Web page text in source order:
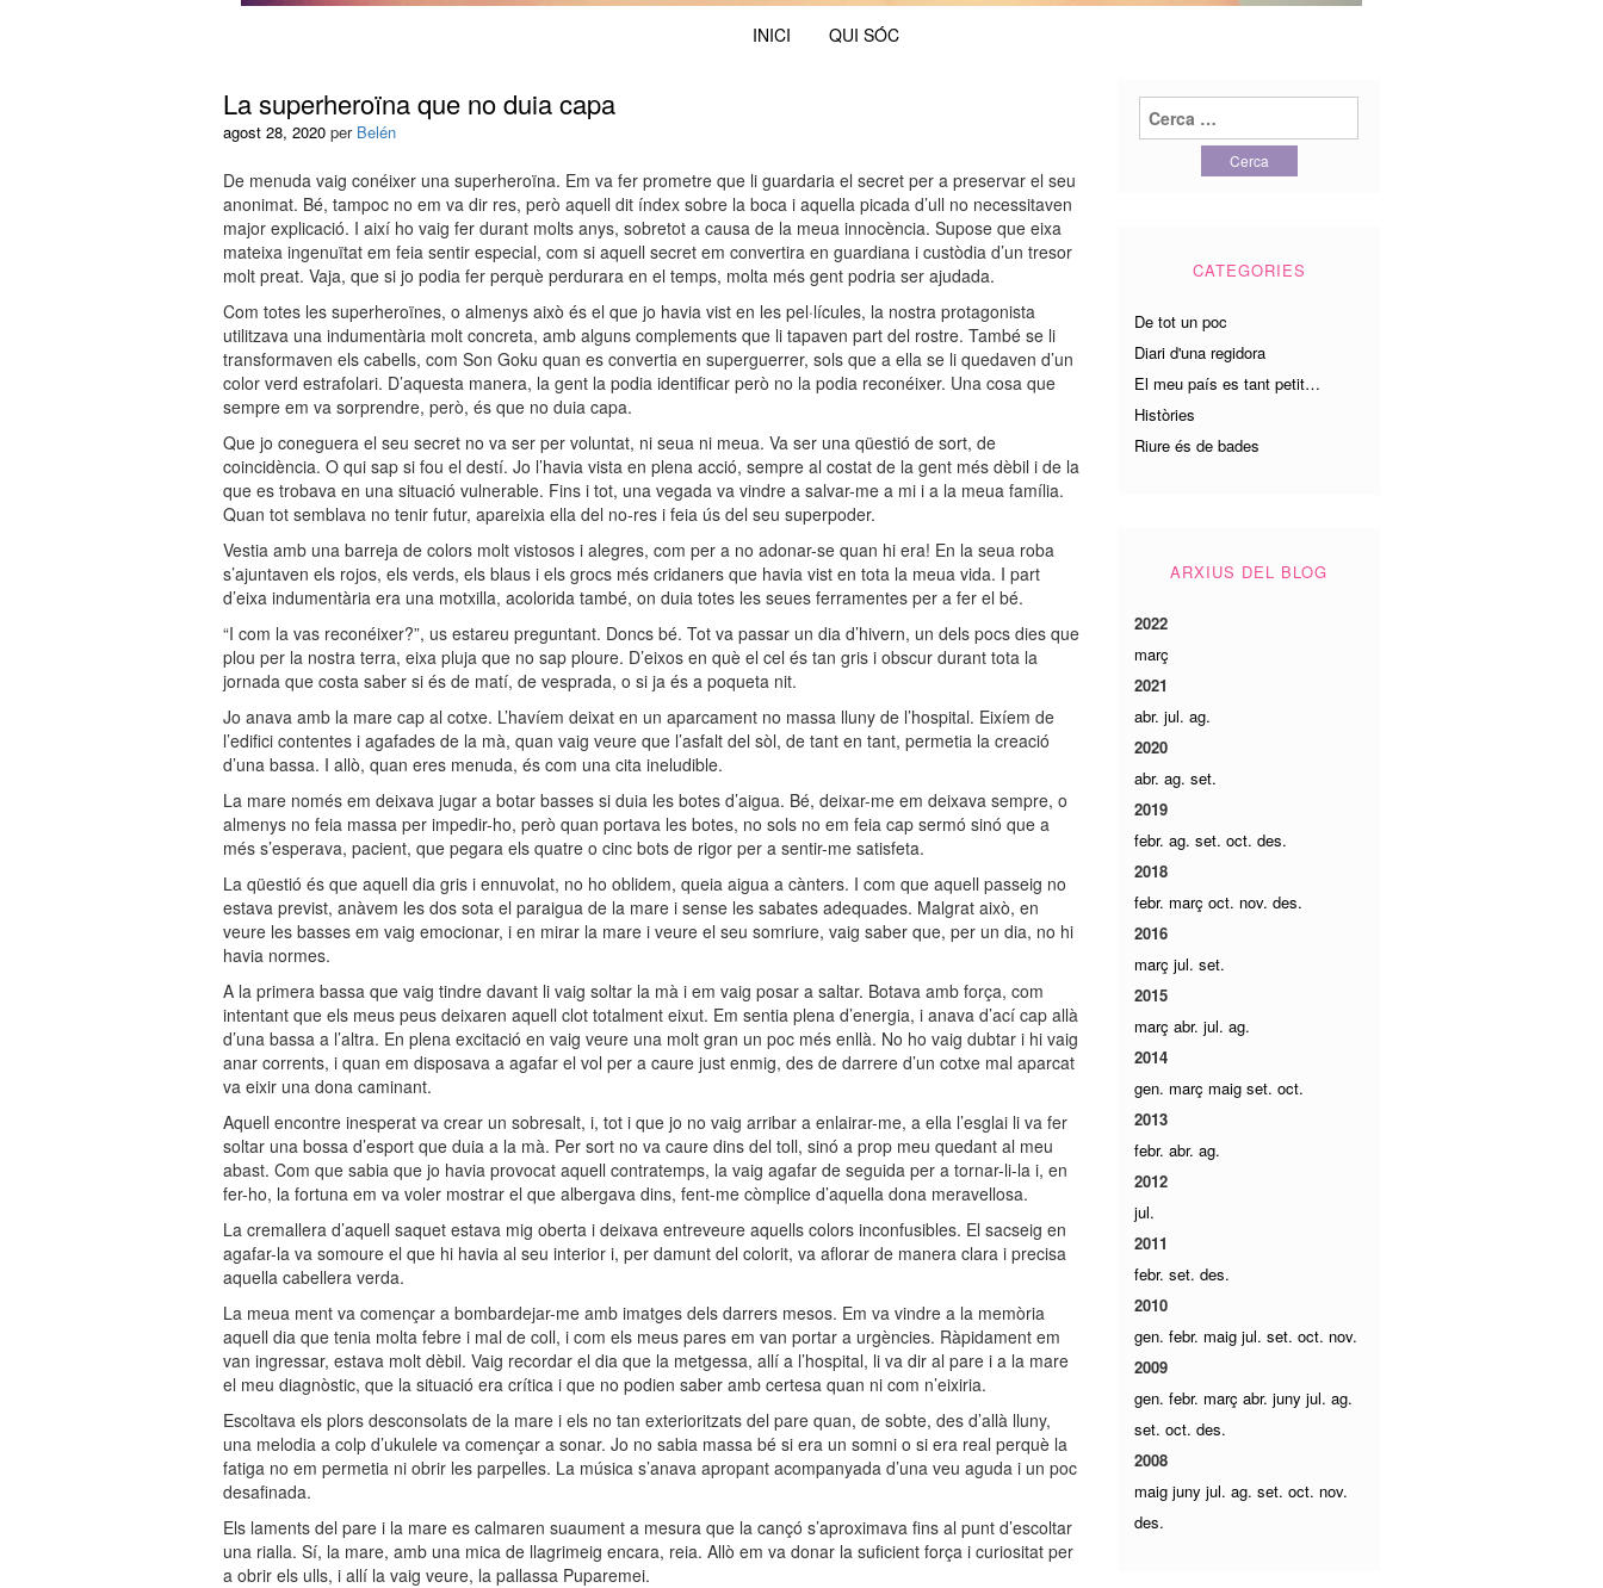
INICI QUI SÓC
La superheroïna que no duia capa
agost 28, 2020 per Belén
De menuda vaig conéixer una superheroïna. Em va fer prometre que li guardaria el secret per a preservar el seu
anonimat. Bé, tampoc no em va dir res, però aquell dit índex sobre la boca i aquella picada d’ull no necessitaven
major explicació. I així ho vaig fer durant molts anys, sobretot a causa de la meua innocència. Supose que eixa
mateixa ingenuïtat em feia sentir especial, com si aquell secret em convertira en guardiana i custòdia d’un tresor
molt preat. Vaja, que si jo podia fer perquè perdurara en el temps, molta més gent podria ser ajudada.
Com totes les superheroïnes, o almenys això és el que jo havia vist en les pel·lícules, la nostra protagonista
utilitzava una indumentària molt concreta, amb alguns complements que li tapaven part del rostre. També se li
transformaven els cabells, com Son Goku quan es convertia en superguerrer, sols que a ella se li quedaven d’un
color verd estrafolari. D’aquesta manera, la gent la podia identificar però no la podia reconéixer. Una cosa que
sempre em va sorprendre, però, és que no duia capa.
Que jo coneguera el seu secret no va ser per voluntat, ni seua ni meua. Va ser una qüestió de sort, de
coincidència. O qui sap si fou el destí. Jo l’havia vista en plena acció, sempre al costat de la gent més dèbil i de la
que es trobava en una situació vulnerable. Fins i tot, una vegada va vindre a salvar-me a mi i a la meua família.
Quan tot semblava no tenir futur, apareixia ella del no-res i feia ús del seu superpoder.
Vestia amb una barreja de colors molt vistosos i alegres, com per a no adonar-se quan hi era! En la seua roba
s’ajuntaven els rojos, els verds, els blaus i els grocs més cridaners que havia vist en tota la meua vida. I part
d’eixa indumentària era una motxilla, acolorida també, on duia totes les seues ferramentes per a fer el bé.
“I com la vas reconéixer?”, us estareu preguntant. Doncs bé. Tot va passar un dia d’hivern, un dels pocs dies que
plou per la nostra terra, eixa pluja que no sap ploure. D’eixos en què el cel és tan gris i obscur durant tota la
jornada que costa saber si és de matí, de vesprada, o si ja és a poqueta nit.
Jo anava amb la mare cap al cotxe. L’havíem deixat en un aparcament no massa lluny de l’hospital. Eixíem de
l’edifici contentes i agafades de la mà, quan vaig veure que l’asfalt del sòl, de tant en tant, permetia la creació
d’una bassa. I allò, quan eres menuda, és com una cita ineludible.
La mare només em deixava jugar a botar basses si duia les botes d’aigua. Bé, deixar-me em deixava sempre, o
almenys no feia massa per impedir-ho, però quan portava les botes, no sols no em feia cap sermó sinó que a
més s’esperava, pacient, que pegara els quatre o cinc bots de rigor per a sentir-me satisfeta.
La qüestió és que aquell dia gris i ennuvolat, no ho oblidem, queia aigua a cànters. I com que aquell passeig no
estava previst, anàvem les dos sota el paraigua de la mare i sense les sabates adequades. Malgrat això, en
veure les basses em vaig emocionar, i en mirar la mare i veure el seu somriure, vaig saber que, per un dia, no hi
havia normes.
A la primera bassa que vaig tindre davant li vaig soltar la mà i em vaig posar a saltar. Botava amb força, com
intentant que els meus peus deixaren aquell clot totalment eixut. Em sentia plena d’energia, i anava d’ací cap allà
d’una bassa a l’altra. En plena excitació en vaig veure una molt gran un poc més enllà. No ho vaig dubtar i hi vaig
anar corrents, i quan em disposava a agafar el vol per a caure just enmig, des de darrere d’un cotxe mal aparcat
va eixir una dona caminant.
Aquell encontre inesperat va crear un sobresalt, i, tot i que jo no vaig arribar a enlairar-me, a ella l’esglai li va fer
soltar una bossa d’esport que duia a la mà. Per sort no va caure dins del toll, sinó a prop meu quedant al meu
abast. Com que sabia que jo havia provocat aquell contratemps, la vaig agafar de seguida per a tornar-li-la i, en
fer-ho, la fortuna em va voler mostrar el que albergava dins, fent-me còmplice d’aquella dona meravellosa.
La cremallera d’aquell saquet estava mig oberta i deixava entreveure aquells colors inconfusibles. El sacseig en
agafar-la va somoure el que hi havia al seu interior i, per damunt del colorit, va aflorar de manera clara i precisa
aquella cabellera verda.
La meua ment va començar a bombardejar-me amb imatges dels darrers mesos. Em va vindre a la memòria
aquell dia que tenia molta febre i mal de coll, i com els meus pares em van portar a urgències. Ràpidament em
van ingressar, estava molt dèbil. Vaig recordar el dia que la metgessa, allí a l’hospital, li va dir al pare i a la mare
el meu diagnòstic, que la situació era crítica i que no podien saber amb certesa quan ni com n’eixiria.
Escoltava els plors desconsolats de la mare i els no tan exterioritzats del pare quan, de sobte, des d’allà lluny,
una melodia a colp d’ukulele va començar a sonar. Jo no sabia massa bé si era un somni o si era real perquè la
fatiga no em permetia ni obrir les parpelles. La música s’anava apropant acompanyada d’una veu aguda i un poc
desafinada.
Els laments del pare i la mare es calmaren suaument a mesura que la cançó s’aproximava fins al punt d’escoltar
una rialla. Sí, la mare, amb una mica de llagrimeig encara, reia. Allò em va donar la suficient força i curiositat per
a obrir els ulls, i allí la vaig veure, la pallassa Puparemei.
Cerca:
CATEGORIES
De tot un poc
Diari d'una regidora
El meu país es tant petit…
Històries
Riure és de bades
ARXIUS DEL BLOG
2022
març
2021
abr. jul. ag.
2020
abr. ag. set.
2019
febr. ag. set. oct. des.
2018
febr. març oct. nov. des.
2016
març jul. set.
2015
març abr. jul. ag.
2014
gen. març maig set. oct.
2013
febr. abr. ag.
2012
jul.
2011
febr. set. des.
2010
gen. febr. maig jul. set. oct. nov.
2009
gen. febr. març abr. juny jul. ag.
set. oct. des.
2008
maig juny jul. ag. set. oct. nov.
des.